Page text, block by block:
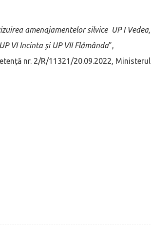
amenajamentelor silvice UP I Vedea,
VI Incinta și UP VII Flămânda”,
nr. 2/R/11321/20.09.2022, Ministerul